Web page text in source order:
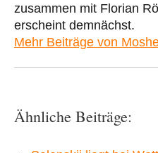
zusammen mit Florian
erscheint demnächst.
Mehr Beiträge von
Ähnliche Beiträge: